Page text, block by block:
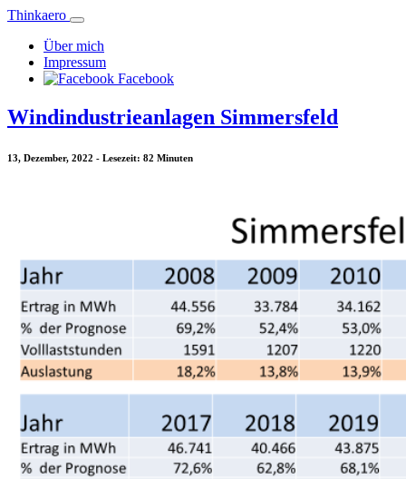
Thinkaero
Über mich
Impressum
Facebook
Windindustrieanlagen Simmersfeld
13, Dezember, 2022 - Lesezeit: 82 Minuten